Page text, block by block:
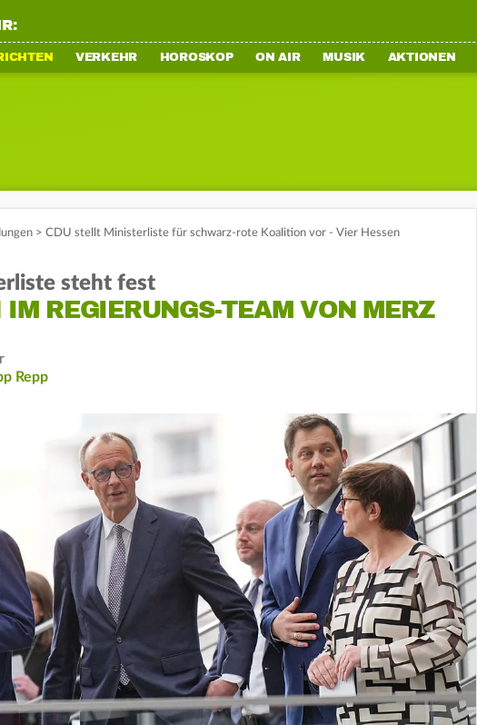
VERKEHR HOROSKOP ON AIR MUSIK AKTIONEN
> CDU stellt Ministerliste für schwarz-rote Koalition vor - Vier Hessen
steht fest
IM REGIERUNGS-TEAM VON MERZ
Repp